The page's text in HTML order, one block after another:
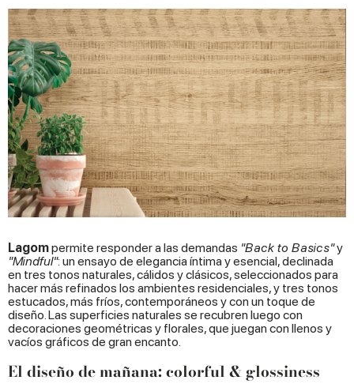
Lagompermite responder a las demandas "Back to Basics"y
"Mindful": un ensayo de elegancia íntima y esencial, declinada
en tres tonos naturales, cálidos y clásicos, seleccionados para
hacer más refinados los ambientes residenciales, y tres tonos
estucados, más fríos, contemporáneos y con un toque de
diseño. Las superficies naturales se recubren luego con
decoraciones geométricas y florales, que juegan con llenos y
vacíos gráficos de gran encanto.
El diseño de mañana: colorful & glossiness